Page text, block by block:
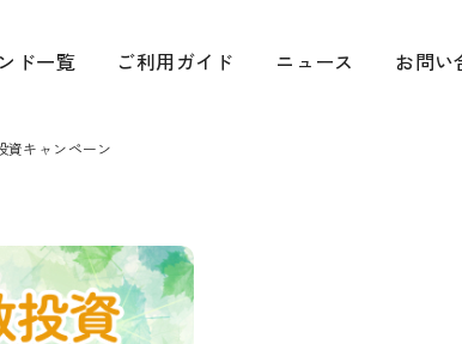
ド一覧 ご利用ガイド ニュース お問い
資キャンペーン